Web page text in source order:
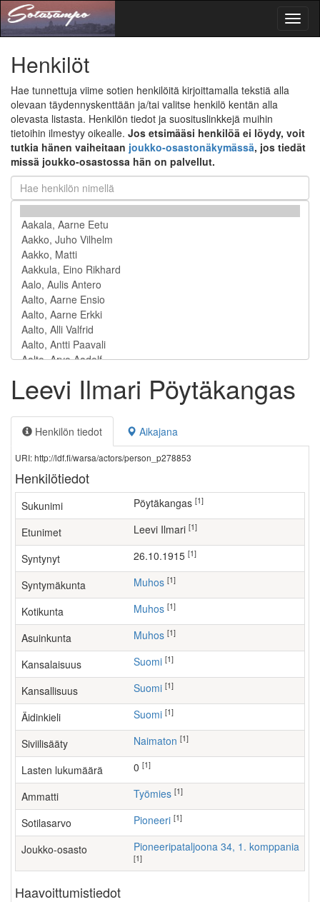
Henkilöt
Hae tunnettuja viime sotien henkilöitä kirjoittamalla tekstiä alla
olevaan täydennyskenttään ja/tai valitse henkilö kentän alla
olevasta listasta. Henkilön tiedot ja suosituslinkkejä muihin
tietoihin ilmestyy oikealle. Jos etsimääsi henkilöä ei löydy, voit
tutkia hänen vaiheitaan joukko-osastonäkymässä, jos tiedät
missä joukko-osastossa hän on palvellut.
Leevi Ilmari Pöytäkangas
Henkilön tiedot Aikajana
URI: http://ldf.fi/warsa/actors/person_p278853
Henkilötiedot
Sukunimi Pöytäkangas [1]
Etunimet Leevi Ilmari [1]
Syntynyt 26.10.1915 [1]
Syntymäkunta Muhos [1]
Kotikunta Muhos [1]
Asuinkunta Muhos [1]
Kansalaisuus Suomi [1]
Kansallisuus Suomi [1]
Äidinkieli Suomi [1]
Siviilisääty Naimaton [1]
Lasten lukumäärä [1]
Ammatti työmies [1]
Sotilasarvo Pioneeri [1]
Joukko-osasto Pioneeripataljoona 34, 1. komppania
[1]
Haavoittumistiedot